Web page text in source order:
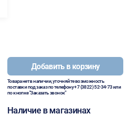
Добавить в корзину
Товара нет в наличии, уточняйте возможность
поставки под заказ по телефону+7 (3822) 52-34-73или
по кнопке "Заказать звонок"
Наличие в магазинах